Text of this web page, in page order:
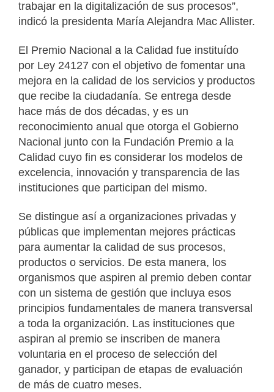
trabajar en la digitalización de sus procesos”,
indicó la presidenta María Alejandra Mac Allister.
El Premio Nacional a la Calidad fue instituído
por Ley 24127 con el objetivo de fomentar una
mejora en la calidad de los servicios y productos
que recibe la ciudadanía. Se entrega desde
hace más de dos décadas, y es un
reconocimiento anual que otorga el Gobierno
Nacional junto con la Fundación Premio a la
Calidad cuyo fin es considerar los modelos de
excelencia, innovación y transparencia de las
instituciones que participan del mismo.
Se distingue así a organizaciones privadas y
públicas que implementan mejores prácticas
para aumentar la calidad de sus procesos,
productos o servicios. De esta manera, los
organismos que aspiren al premio deben contar
con un sistema de gestión que incluya esos
principios fundamentales de manera transversal
a toda la organización. Las instituciones que
aspiran al premio se inscriben de manera
voluntaria en el proceso de selección del
ganador, y participan de etapas de evaluación
de más de cuatro meses.